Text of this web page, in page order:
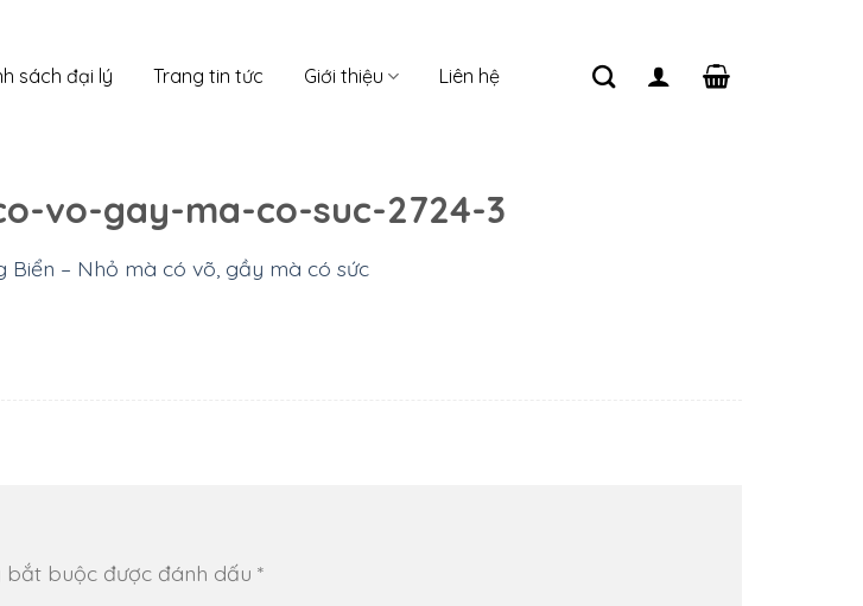
sách đại lý Trang tin tức Giới thiệu Liên hệ
vo-gay-ma-co-suc-2724-3
Biển – Nhỏ mà có võ, gầy mà có sức
bắt buộc được đánh dấu *